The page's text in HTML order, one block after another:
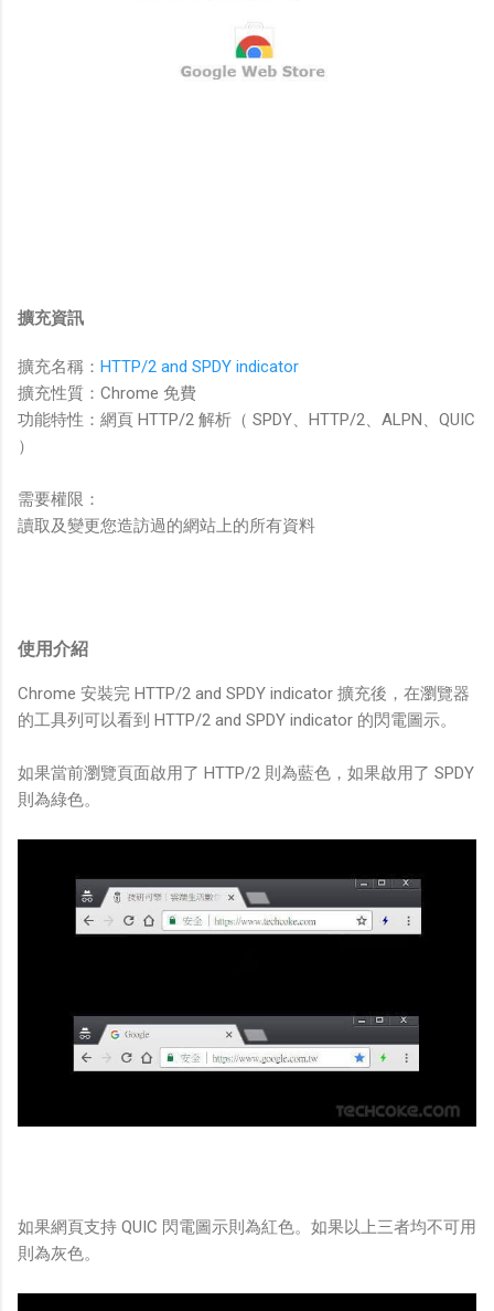
擴充資訊
擴充名稱： HTTP/2 and SPDY indicator
擴充性質：Chrome 免費
功能特性：網頁 HTTP/2 解析（ SPDY、HTTP/2、ALPN、QUIC
）
需要權限：
讀取及變更您造訪過的網站上的所有資料
使用介紹
Chrome 安裝完 HTTP/2 and SPDY indicator 擴充後，在瀏覽器
的工具列可以看到 HTTP/2 and SPDY indicator 的閃電圖示。
如果當前瀏覽頁面啟用了 HTTP/2 則為藍色，如果啟用了 SPDY
則為綠色。
如果網頁支持 QUIC 閃電圖示則為紅色。如果以上三者均不可用
則為灰色。